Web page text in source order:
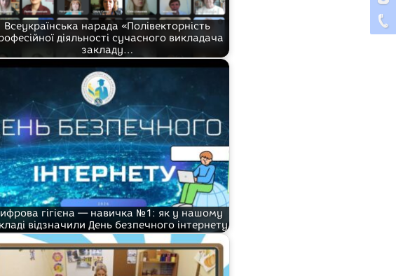
Всеукраїнська нарада «Полівекторність
діяльності сучасного викладача
закладу…
гігієна — навичка №1: як у нашому
відзначили День безпечного інтернету